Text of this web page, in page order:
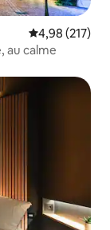
Évaluation
4,98 (217)
au calme